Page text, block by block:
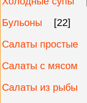
Бульоны
[22]
Салаты простые
Салаты с мясом
Салаты из рыбы